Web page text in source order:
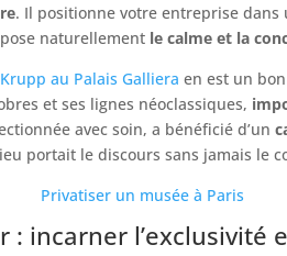
. Il positionne votre entreprise dans
naturellement le calme et la
au Palais Galliera en est un
et ses lignes néoclassiques,
avec soin, a bénéficié d’un
portait le discours sans jamais le
Privatiser un musée à Paris
: incarner l’exclusivité